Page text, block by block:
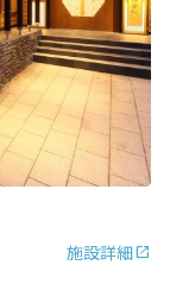
施設詳細